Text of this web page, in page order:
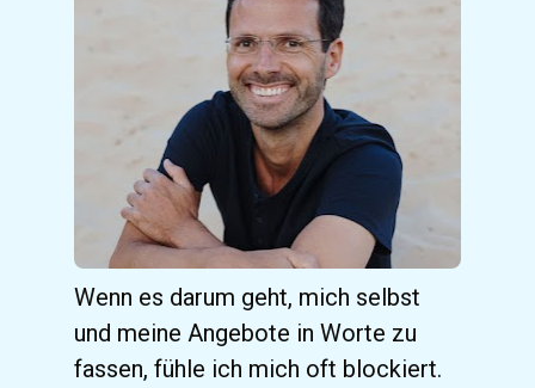
Wenn es darum geht, mich selbst
und meine Angebote in Worte zu
fassen, fühle ich mich oft blockiert.